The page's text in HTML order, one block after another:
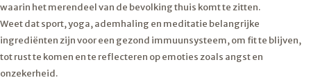
waarin het merendeel van de bevolking thuis komt te zitten.
Weet dat sport, yoga, ademhaling en meditatie belangrijke
ingrediënten zijn voor een gezond immuunsysteem, om fit te blijven,
tot rust te komen en te reflecteren op emoties zoals angst en
onzekerheid.